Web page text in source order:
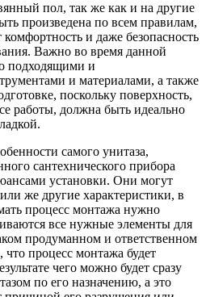
пол, так же как и на другие
произведена по всем правилам,
комфортность и даже безопасность
Важно во время данной
подходящими и
и материалами, а также
поскольку поверхность,
работы, должна быть идеально
самого унитаза,
сантехнического прибора
установки. Они могут
же другие характеристики, в
процесс монтажа нужно
все нужные элементы для
продуманном и ответственном
процесс монтажа будет
чего можно будет сразу
по его назначению, а это